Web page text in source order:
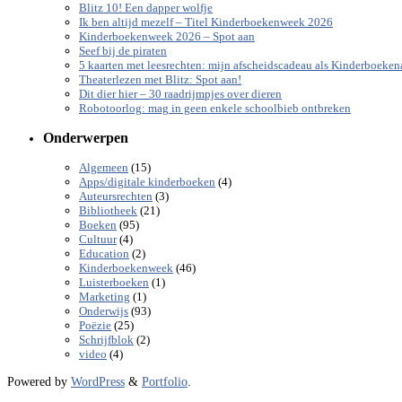
Blitz 10! Een dapper wolfje
Ik ben altijd mezelf – Titel Kinderboekenweek 2026
Kinderboekenweek 2026 – Spot aan
Seef bij de piraten
5 kaarten met leesrechten: mijn afscheidscadeau als
Theaterlezen met Blitz: Spot aan!
Dit dier hier – 30 raadrijmpjes over dieren
Robotoorlog: mag in geen enkele schoolbieb ontbreken
Onderwerpen
Algemeen (15)
Apps/digitale kinderboeken (4)
Auteursrechten (3)
Bibliotheek (21)
Boeken (95)
Cultuur(4)
Education (2)
Kinderboekenweek (46)
Luisterboeken (1)
Marketing (1)
Onderwijs (93)
Poëzie (25)
Schrijfblok (2)
video (4)
Powered by WordPress & Portfolio.